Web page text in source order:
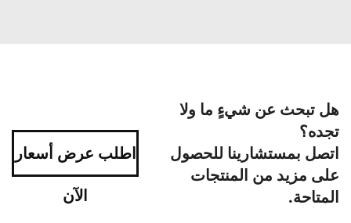
هل تبحث عن شيءٍ ما ولا
تجده؟
اتصل بمستشارينا للحصول
على مزيد من المنتجات
المتاحة.
اطلب عرض أسعار
الآن